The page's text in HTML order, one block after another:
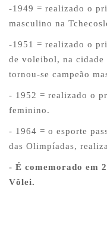
-1949 = realizado o
masculino na
-1951 = realizado o
de voleibol, na cidade
tornou-se campeão
- 1952 = realizado o
feminino.
- 1964 = o esporte
das Olimpíadas,
- É comemorado em
Vôlei.